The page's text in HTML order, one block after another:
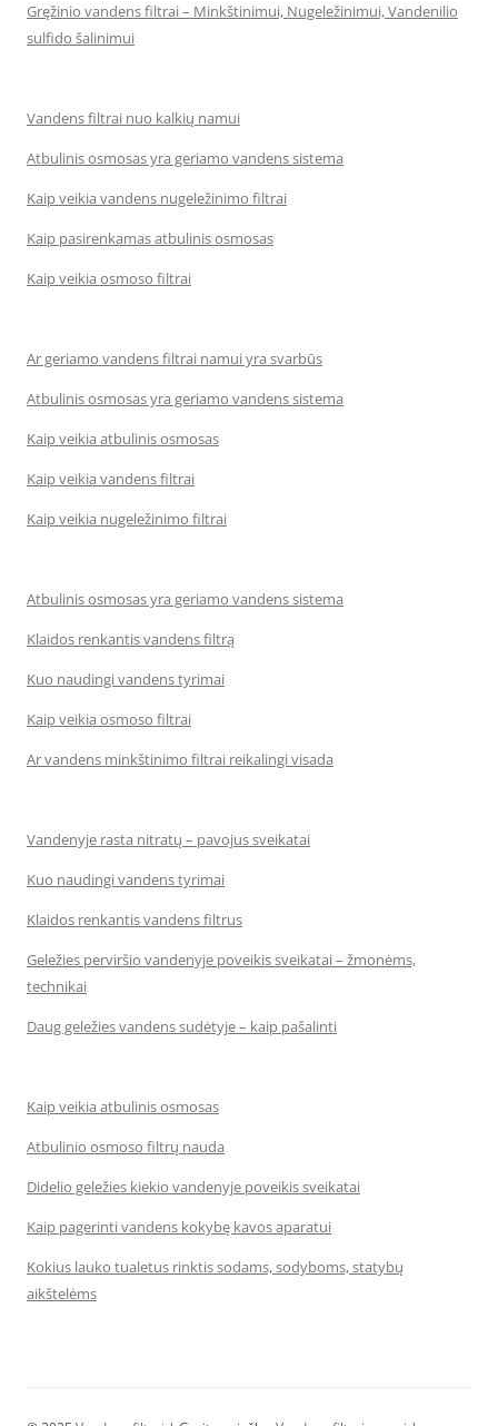
Gręžinio vandens filtrai – Minkštinimui, Nugeležinimui, Vandenilio
sulfido šalinimui
Vandens filtrai nuo kalkių namui
Atbulinis osmosas yra geriamo vandens sistema
Kaip veikia vandens nugeležinimo filtrai
Kaip pasirenkamas atbulinis osmosas
Kaip veikia osmoso filtrai
Ar geriamo vandens filtrai namui yra svarbūs
Atbulinis osmosas yra geriamo vandens sistema
Kaip veikia atbulinis osmosas
Kaip veikia vandens filtrai
Kaip veikia nugeležinimo filtrai
Atbulinis osmosas yra geriamo vandens sistema
Klaidos renkantis vandens filtrą
Kuo naudingi vandens tyrimai
Kaip veikia osmoso filtrai
Ar vandens minkštinimo filtrai reikalingi visada
Vandenyje rasta nitratų – pavojus sveikatai
Kuo naudingi vandens tyrimai
Klaidos renkantis vandens filtrus
Geležies perviršio vandenyje poveikis sveikatai – žmonėms,
technikai
Daug geležies vandens sudėtyje – kaip pašalinti
Kaip veikia atbulinis osmosas
Atbulinio osmoso filtrų nauda
Didelio geležies kiekio vandenyje poveikis sveikatai
Kaip pagerinti vandens kokybę kavos aparatui
Kokius lauko tualetus rinktis sodams, sodyboms, statybų
aikštelėms